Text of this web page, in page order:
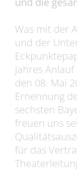
Was mit der
und der
Jahres
den 08. Mai
Ernennung
sechsten
freuen uns
für das